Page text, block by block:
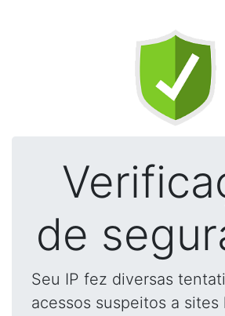
de
Seu IP fez diversas
acessos suspeitos a sites